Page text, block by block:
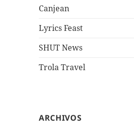
Canjean
Lyrics Feast
SHUT News
Trola Travel
ARCHIVOS